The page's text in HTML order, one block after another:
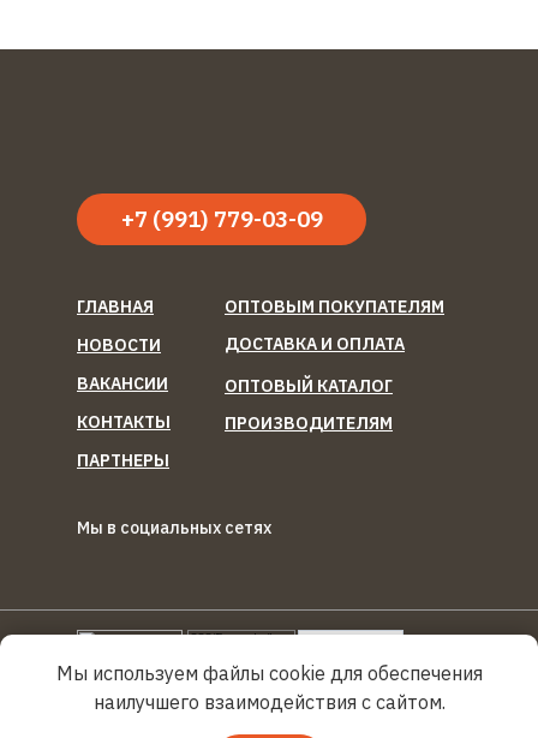
Мы используем файлы cookie для обеспечения
наилучшего взаимодействия с сайтом.
Мы в социальных сетях
ГЛАВНАЯ
НОВОСТИ
ВАКАНСИИ
КОНТАКТЫ
ПАРТНЕРЫ
ОПТОВЫМ ПОКУПАТЕЛЯМ
ДОСТАВКА И ОПЛАТА
ОПТОВЫЙ КАТАЛОГ
ПРОИЗВОДИТЕЛЯМ
ООО "Березка Фуд"
+7 (991) 779-03-09